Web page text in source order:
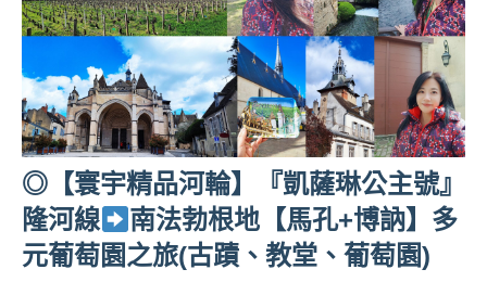
★
◎【寰宇精品河輪】『凱薩琳公主號』
隆河線
南法勃根地【馬孔+博訥】多
元葡萄園之旅(古蹟、教堂、葡萄園)